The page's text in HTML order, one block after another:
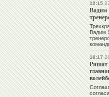
19:15
Вадим
Вадим
18:17
Ришат